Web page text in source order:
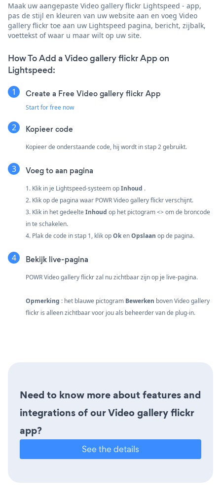
Maak uw aangepaste Video gallery flickr Lightspeed - app,
pas de stijl en kleuren van uw website aan en voeg Video
gallery flickr toe aan uw Lightspeed pagina, bericht, zijbalk,
voettekst of waar u maar wilt op uw site.
How To Add a Video gallery flickr App on
Lightspeed:
Create a Free Video gallery flickr App
Start for free now
Kopieer code
Kopieer de onderstaande code, hij wordt in stap 2 gebruikt.
Voeg to aan pagina
1. Klik in je Lightspeed-systeem opInhoud .
2. Klik op de pagina waar POWR Video gallery flickr verschijnt.
3. Klik in het gedeelteInhoud op het pictogram <> om de broncode
in te schakelen.
4. Plak de code in stap 1, klik opOkenOpslaan op de pagina.
Bekijk live-pagina
POWR Video gallery flickr zal nu zichtbaar zijn op je live-pagina.
Opmerking : het blauwe pictogram Bewerken boven Video gallery
flickr is alleen zichtbaar voor jou als beheerder van de plug-in.
Need to know more about features and
integrations of our Video gallery flickr
app?
See the details